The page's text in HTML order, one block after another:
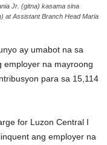
Jr. (gitna) kasama sina
at Assistant Branch Head Maria
ay umabot na sa
employer na mayroong
para sa 15,114
for Luzon Central I
ang employer na